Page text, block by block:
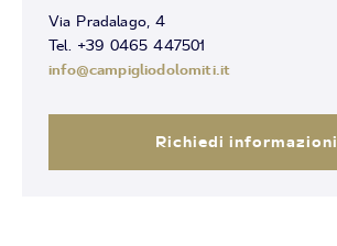
Via Pradalago, 4
Tel. +39 0465 447501
info@campigliodolomiti.it
Richiedi informazioni